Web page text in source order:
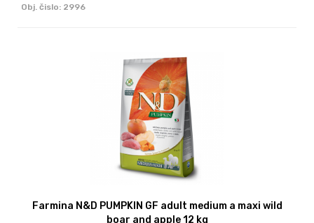
Obj. čislo: 2996
Farmina N&D PUMPKIN GF adult medium a maxi wild
boar and apple 12 kg